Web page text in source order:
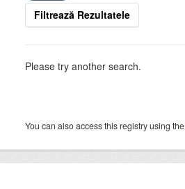
Filtrează Rezultatele
Please try another search.
You can also access this registry using the